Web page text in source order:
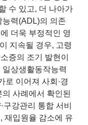
수 있고, 더 나아가
력(ADL)의 의존
더욱 부정적인 영
지속될 경우, 고령
증의 조기 발현이
상생활동작능력
로 이어져 사회·경
사례에서 확인된
강관리 통합 서비
재입원율 감소에 유